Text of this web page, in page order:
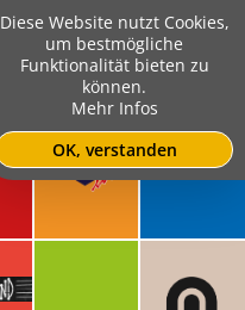
Diese Website nutzt Cookies,
um bestmögliche
Funktionalität bieten zu
können.
Mehr Infos
OK, verstanden